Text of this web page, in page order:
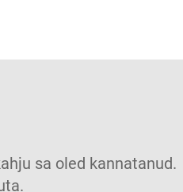
sa oled kannatanud.